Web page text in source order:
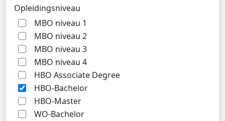
Opleidingsniveau
MBO niveau 1
MBO niveau 2
MBO niveau 3
MBO niveau 4
HBO Associate Degree
HBO-Bachelor
HBO-Master
WO-Bachelor